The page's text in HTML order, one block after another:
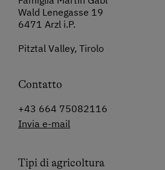
Wald Lenegasse 19
6471 Arzl i.P.
Pitztal Valley, Tirolo
Contatto
+43 664 75082116
Invia e-mail
Tipi di agricoltura